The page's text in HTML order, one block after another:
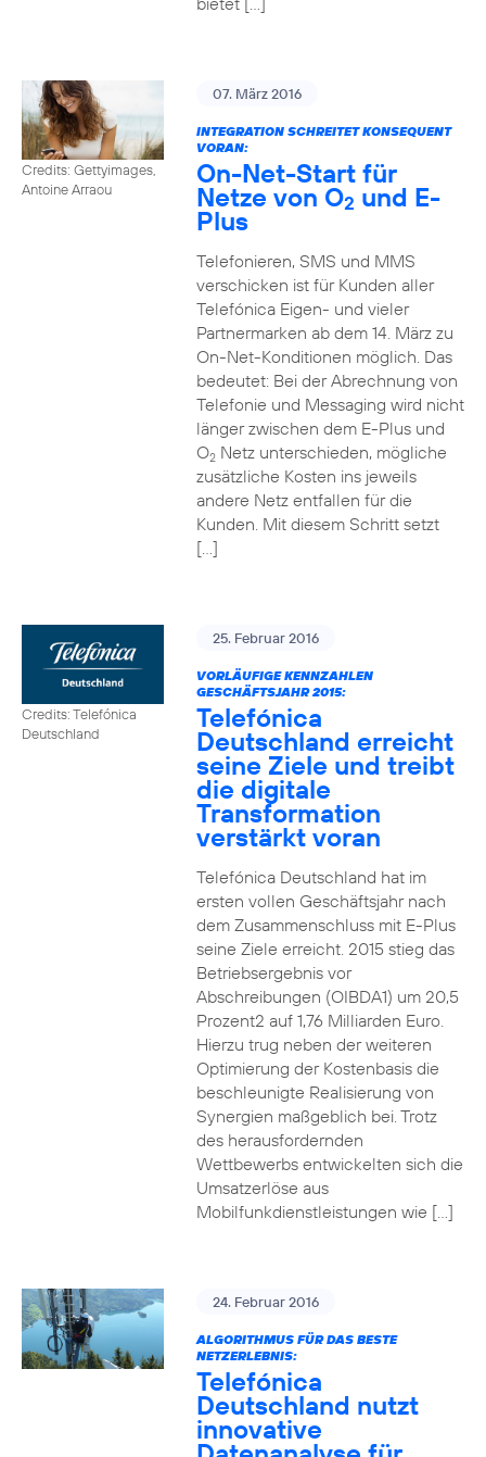
Credits: Gettyimages,
Antoine Arraou
07. März 2016
INTEGRATION SCHREITET KONSEQUENT
VORAN:
On-Net-Start für
Netze von O2 und E-
Plus
Telefonieren, SMS und MMS
verschicken ist für Kunden aller
Telefónica Eigen- und vieler
Partnermarken ab dem 14. März zu
On-Net-Konditionen möglich. Das
bedeutet: Bei der Abrechnung von
Telefonie und Messaging wird nicht
länger zwischen dem E-Plus und
O2Netz unterschieden, mögliche
zusätzliche Kosten ins jeweils
andere Netz entfallen für die
Kunden. Mit diesem Schritt setzt
[…]
Credits: Telefónica
Deutschland
25. Februar 2016
VORLÄUFIGE KENNZAHLEN
GESCHÄFTSJAHR 2015:
Telefónica
Deutschland erreicht
seine Ziele und treibt
die digitale
Transformation
verstärkt voran
Telefónica Deutschland hat im
ersten vollen Geschäftsjahr nach
dem Zusammenschluss mit E-Plus
seine Ziele erreicht. 2015 stieg das
Betriebsergebnis vor
Abschreibungen (OIBDA1) um 20,5
Prozent2 auf 1,76 Milliarden Euro.
Hierzu trug neben der weiteren
Optimierung der Kostenbasis die
beschleunigte Realisierung von
Synergien maßgeblich bei. Trotz
des herausfordernden
Wettbewerbs entwickelten sich die
Umsatzerlöse aus
Mobilfunkdienstleistungen wie […]
24. Februar 2016
ALGORITHMUS FÜR DAS BESTE
NETZERLEBNIS:
Telefónica
Deutschland nutzt
innovative